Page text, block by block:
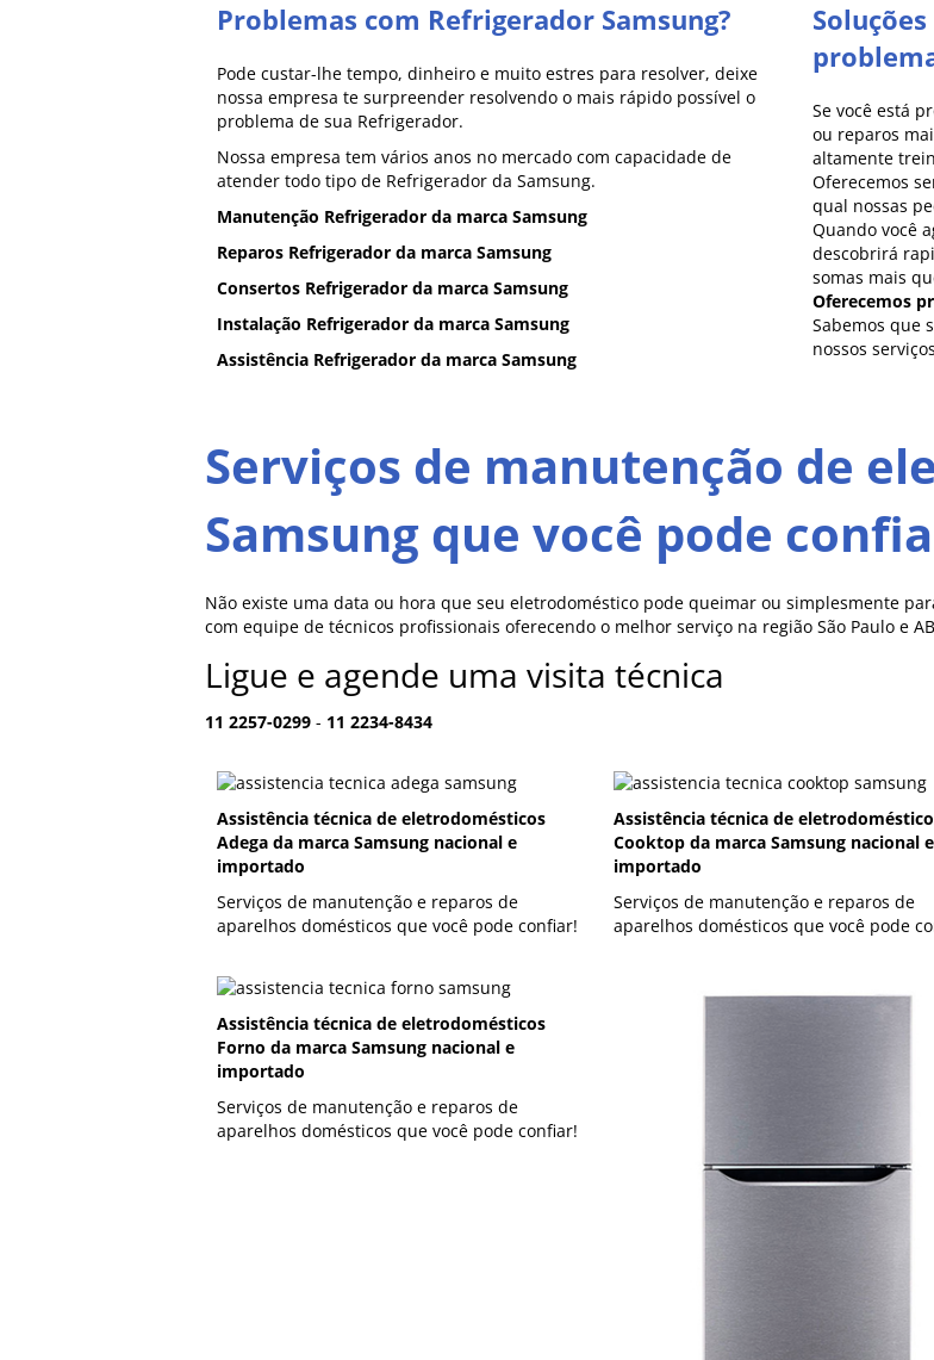
Problemas com Refrigerador Samsung?
Pode custar-lhe tempo, dinheiro e muito estres para resolver, deixe
nossa empresa te surpreender resolvendo o mais rápido possível o
problema de sua Refrigerador.
Nossa empresa tem vários anos no mercado com capacidade de
atender todo tipo de Refrigerador da Samsung.
Manutenção Refrigerador da marca Samsung
Reparos Refrigerador da marca Samsung
Consertos Refrigerador da marca Samsung
Instalação Refrigerador da marca Samsung
Assistência Refrigerador da marca Samsung
Se você está
ou reparos
altamente
Oferecemos
qual nossas
Quando você
descobrirá
somas mais
Oferecemos
Sabemos que
nossos
Serviços de manutenção de
Samsung que você pode
Não existe uma data ou hora que seu eletrodoméstico pode queimar ou simplesmente
com equipe de técnicos profissionais oferecendo o melhor serviço na região São Paulo e
Ligue e agende uma visita técnica
11 2257-0299 - 11 2234-8434
Assistência técnica de eletrodomésticos
Adega da marca Samsung nacional e
importado
Serviços de manutenção e reparos de
aparelhos domésticos que você pode confiar!
Assistência técnica de
Cooktop da marca Samsung nacional e
importado
Serviços de manutenção e reparos de
aparelhos domésticos que você pode
Assistência técnica de eletrodomésticos
Forno da marca Samsung nacional e
importado
Serviços de manutenção e reparos de
aparelhos domésticos que você pode confiar!